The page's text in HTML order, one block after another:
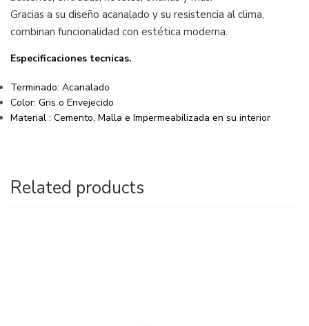
Gracias a su diseño acanalado y su resistencia al clima,
combinan funcionalidad con estética moderna.
Especificaciones tecnicas.
Terminado: Acanalado
Color: Gris o Envejecido
Material : Cemento, Malla e Impermeabilizada en su interior
Related products